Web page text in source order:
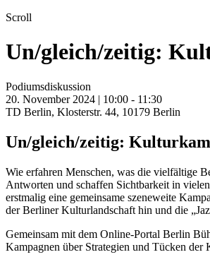
Scroll
Un/gleich/zeitig:
Podiumsdiskussion
20. November 2024 | 10:00 - 11:30
TD Berlin, Klosterstr. 44, 10179 Berlin
Un/gleich/zeitig:
Wie erfahren Menschen, was die vielfältige
Antworten und schaffen Sichtbarkeit in
erstmalig eine gemeinsame szeneweite
der Berliner Kulturlandschaft hin und die
Gemeinsam mit dem Online-Portal Berlin
Kampagnen über Strategien und Tücken der